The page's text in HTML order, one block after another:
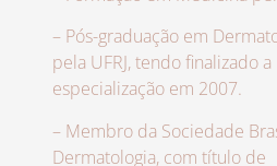
– Pós-graduação em
pela UFRJ, tendo finalizado a
especialização em 2007.
– Membro da Sociedade
Dermatologia, com título de